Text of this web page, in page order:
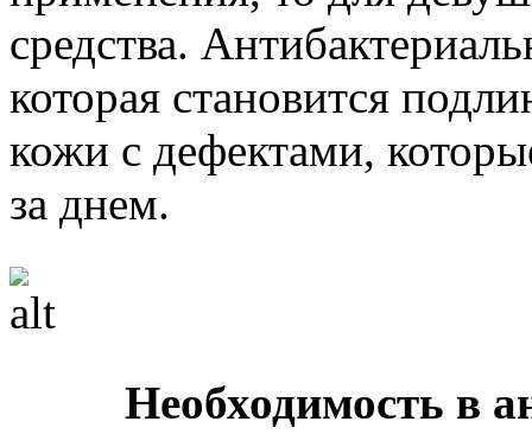
средства.
которая становится
кожи с дефектами,
за днем.
Необходимость в